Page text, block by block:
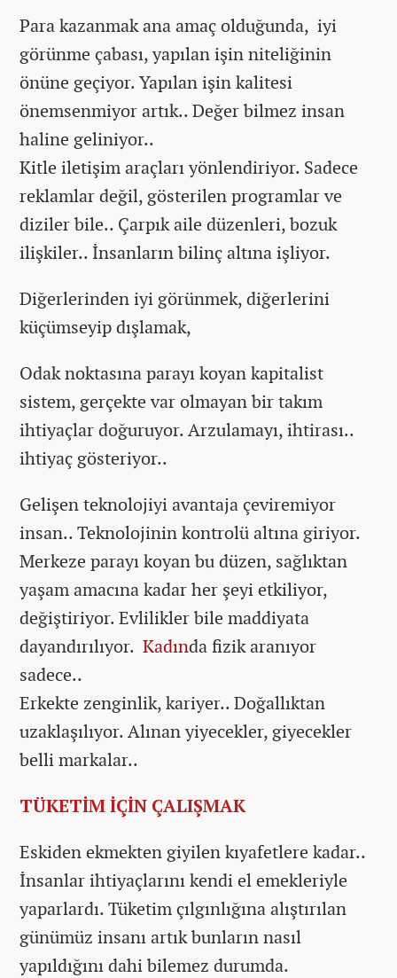
Para kazanmak ana amaç olduğunda, iyi
görünme çabası, yapılan işin niteliğinin
önüne geçiyor. Yapılan işin kalitesi
önemsenmiyor artık.. Değer bilmez insan
haline geliniyor..
Kitle iletişim araçları yönlendiriyor. Sadece
reklamlar değil, gösterilen programlar ve
diziler bile.. Çarpık aile düzenleri, bozuk
ilişkiler.. İnsanların bilinç altına işliyor.
Diğerlerinden iyi görünmek, diğerlerini
küçümseyip dışlamak,
Odak noktasına parayı koyan kapitalist
sistem, gerçekte var olmayan bir takım
ihtiyaçlar doğuruyor. Arzulamayı, ihtirası..
ihtiyaç gösteriyor..
Gelişen teknolojiyi avantaja çeviremiyor
insan.. Teknolojinin kontrolü altına giriyor.
Merkeze parayı koyan bu düzen, sağlıktan
yaşam amacına kadar her şeyi etkiliyor,
değiştiriyor. Evlilikler bile maddiyata
dayandırılıyor. Kadında fizik aranıyor
sadece..
Erkekte zenginlik, kariyer.. Doğallıktan
uzaklaşılıyor. Alınan yiyecekler, giyecekler
belli markalar..
TÜKETİM İÇİN ÇALIŞMAK
Eskiden ekmekten giyilen kıyafetlere kadar..
İnsanlar ihtiyaçlarını kendi el emekleriyle
yaparlardı. Tüketim çılgınlığına alıştırılan
günümüz insanı artık bunların nasıl
yapıldığını dahi bilemez durumda.